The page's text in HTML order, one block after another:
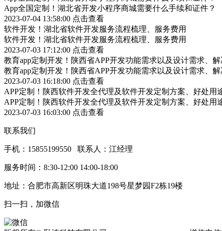
App全国定制！湖北省开发小程序商城需要什么手续和证件？
2023-07-04 13:58:00 点击查看
软件开发！湖北省软件开发服务流程梳理、服务费用
软件开发！湖北省软件开发服务流程梳理、服务费用
2023-07-03 17:12:00 点击查看
教育app定制开发！陕西省APP开发功能需求以及设计需求、
教育app定制开发！陕西省APP开发功能需求以及设计需求、
2023-07-03 16:18:00 点击查看
APP定制！陕西软件开发全代理及软件开发定制方案、好处用
APP定制！陕西软件开发全代理及软件开发定制方案、好处用
2023-07-03 16:03:00 点击查看
联系我们
手机：15855199550 联系人：江经理
服务时间：8:30-12:00 14:00-18:00
地址：合肥市高新区明珠大道198号星梦园F2栋19楼
扫一扫，加微信